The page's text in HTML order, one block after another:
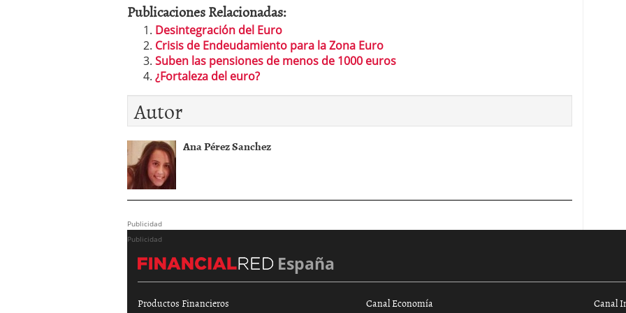
Publicaciones Relacionadas:
Desintegración del Euro
Crisis de Endeudamiento para la Zona Euro
Suben las pensiones de menos de 1000 euros
¿Fortaleza del euro?
Autor
Ana Pérez Sanchez
Publicidad
Publicidad
España
Productos Financieros Canal Economía Canal